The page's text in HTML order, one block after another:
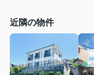
近隣の物件